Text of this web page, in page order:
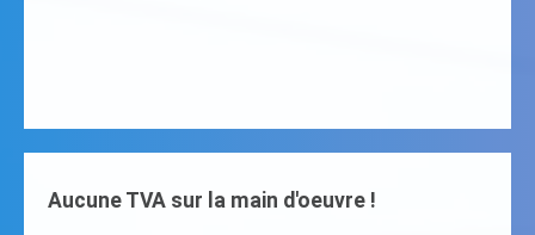
Aucune TVA sur la main d'oeuvre !